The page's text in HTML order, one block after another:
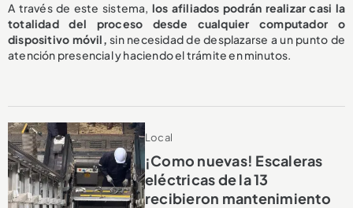
A través de este sistema, los afiliados podrán realizar casi la
totalidad del proceso desde cualquier computador o
dispositivo móvil, sin necesidad de desplazarse a un punto de
atención presencial y haciendo el trámite en minutos.
Local
¡Como nuevas! Escaleras
eléctricas de la 13
recibieron mantenimiento